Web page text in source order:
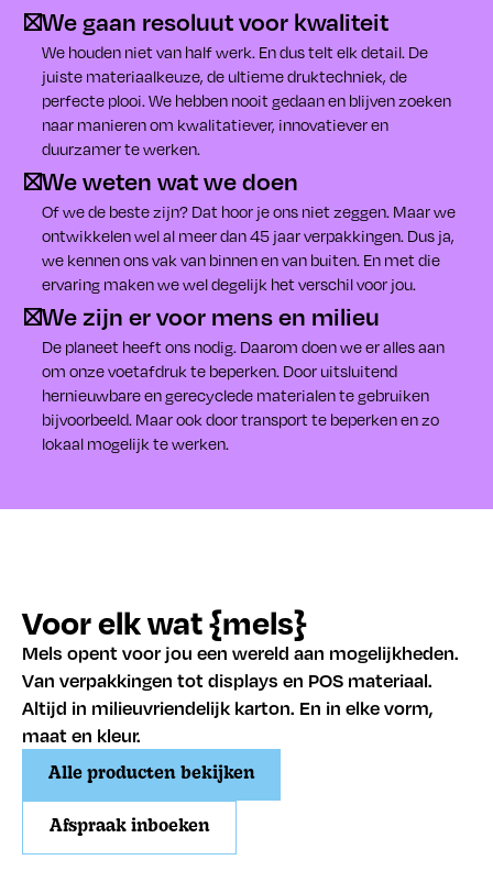
We gaan resoluut voor kwaliteit
We houden niet van half werk. En dus telt elk detail. De
juiste materiaalkeuze, de ultieme druktechniek, de
perfecte plooi. We hebben nooit gedaan en blijven zoeken
naar manieren om kwalitatiever, innovatiever en
duurzamer te werken.
We weten wat we doen
Of we de beste zijn? Dat hoor je ons niet zeggen. Maar we
ontwikkelen wel al meer dan 45 jaar verpakkingen. Dus ja,
we kennen ons vak van binnen en van buiten. En met die
ervaring maken we wel degelijk het verschil voor jou.
We zijn er voor mens en milieu
De planeet heeft ons nodig. Daarom doen we er alles aan
om onze voetafdruk te beperken. Door uitsluitend
hernieuwbare en gerecyclede materialen te gebruiken
bijvoorbeeld. Maar ook door transport te beperken en zo
lokaal mogelijk te werken.
Voor elk wat {mels}
Mels opent voor jou een wereld aan mogelijkheden.
Van verpakkingen tot displays en POS materiaal.
Altijd in milieuvriendelijk karton. En in elke vorm,
maat en kleur.
Alle producten bekijken
Afspraak inboeken